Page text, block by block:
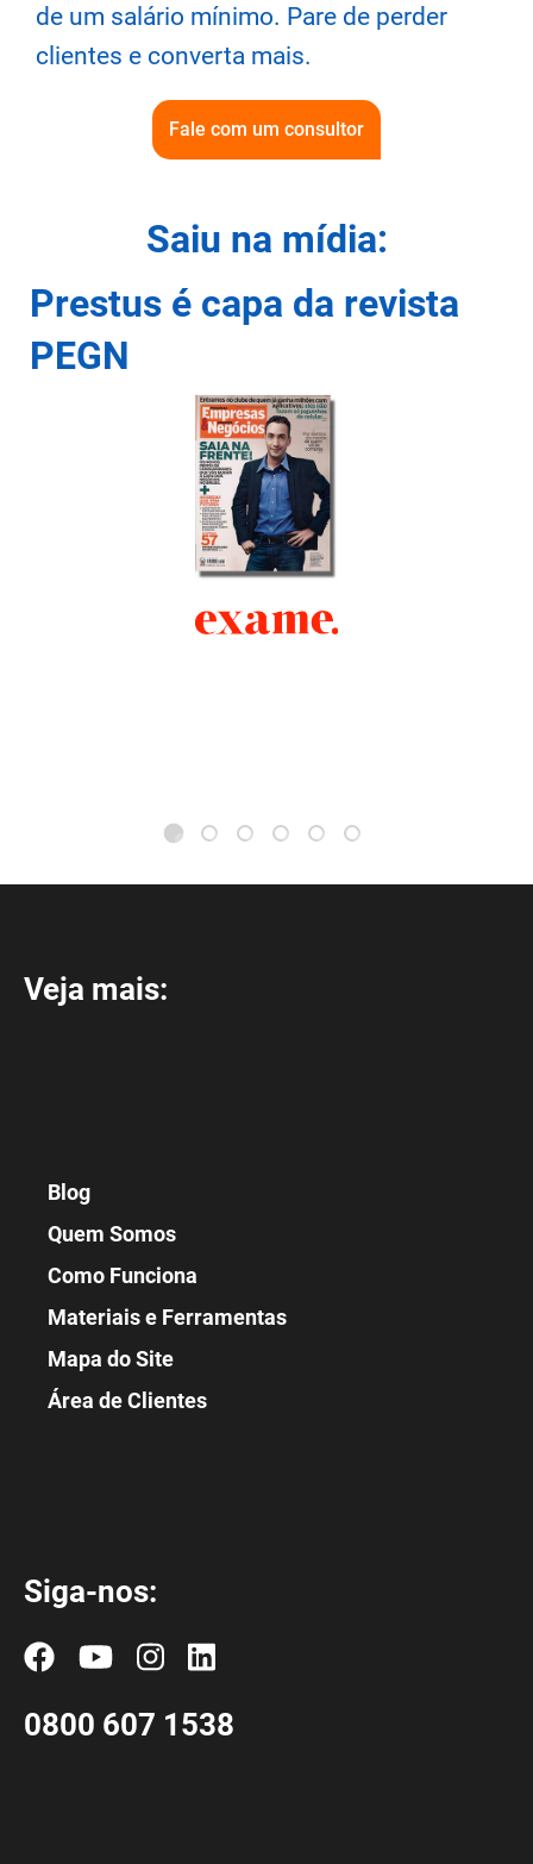
de um salário mínimo. Pare de perder
clientes e converta mais.
Fale com um consultor
Saiu na mídia:
Prestus é capa da revista
PEGN
Veja mais:
Blog
Quem Somos
Como Funciona
Materiais e Ferramentas
Mapa do Site
Área de Clientes
Siga-nos:
0800 607 1538